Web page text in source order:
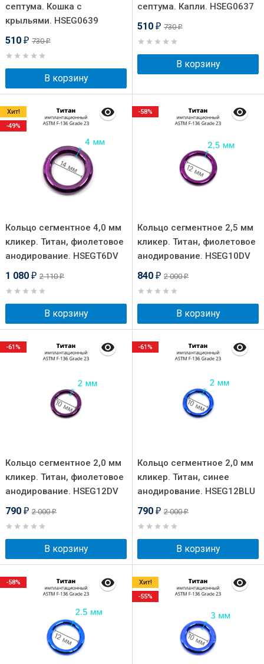
септума. Кошка с
крыльями. HSEG0639
510 ₽ 730₽
В корзину
септума. Капли. HSEG0637
510 ₽ 730₽
В корзину
Кольцо сегментное 4,0 мм
кликер. Титан, фиолетовое
анодирование. HSEGT6DV
1 080 ₽ 2 110₽
В корзину
Хит!
-49%
Кольцо сегментное 2,5 мм
кликер. Титан, фиолетовое
анодирование. HSEG10DV
840 ₽ 2 000₽
В корзину
-58%
Кольцо сегментное 2,0 мм
кликер. Титан, фиолетовое
анодирование. HSEG12DV
790 ₽ 2 000₽
В корзину
-61%
Кольцо сегментное 2,0 мм
кликер. Титан, синее
анодирование. HSEG12BLU
790 ₽ 2 000₽
В корзину
-61%
-58%
Хит!
-55%